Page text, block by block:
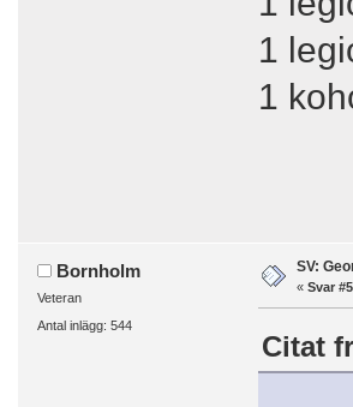
1
1
Bornholm
Veteran
Antal inlägg: 544
SV:
« Svar
Citat